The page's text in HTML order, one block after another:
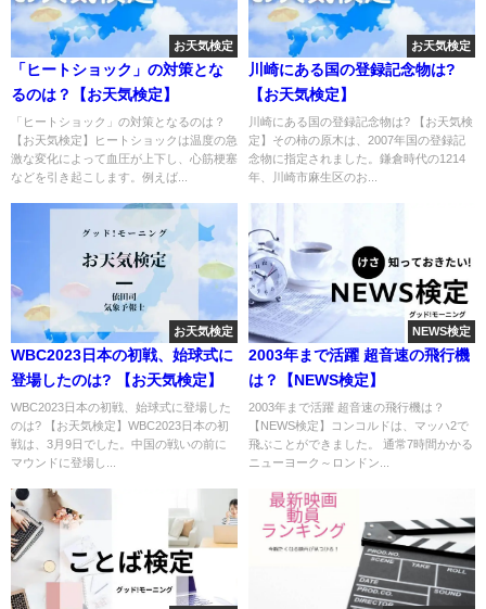
お天気検定
「ヒートショック」の対策とな
るのは？【お天気検定】
「ヒートショック」の対策となるのは？
【お天気検定】ヒートショックは温度の急
激な変化によって血圧が上下し、心筋梗塞
などを引き起こします。例えば...
お天気検定
川崎にある国の登録記念物は?
【お天気検定】
川崎にある国の登録記念物は? 【お天気検
定】その柿の原木は、2007年国の登録記
念物に指定されました。鎌倉時代の1214
年、川崎市麻生区のお...
お天気検定
WBC2023日本の初戦、始球式に
登場したのは? 【お天気検定】
WBC2023日本の初戦、始球式に登場した
のは? 【お天気検定】WBC2023日本の初
戦は、3月9日でした。中国の戦いの前に
マウンドに登場し...
NEWS検定
2003年まで活躍 超音速の飛行機
は？【NEWS検定】
2003年まで活躍 超音速の飛行機は？
【NEWS検定】コンコルドは、マッハ2で
飛ぶことができました。 通常7時間かかる
ニューヨーク～ロンドン...